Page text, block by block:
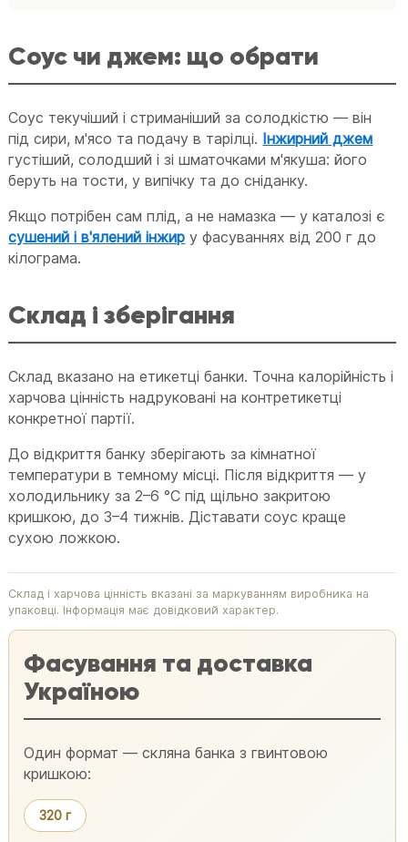
Соус чи джем: що обрати
Соус текучіший і стриманіший за солодкістю — він
під сири, м'ясо та подачу в тарілці. Інжирний джем
густіший, солодший і зі шматочками м'якуша: його
беруть на тости, у випічку та до сніданку.
Якщо потрібен сам плід, а не намазка — у каталозі є
сушений і в'ялений інжир у фасуваннях від 200 г до
кілограма.
Склад і зберігання
Склад вказано на етикетці банки. Точна калорійність і
харчова цінність надруковані на контретикетці
конкретної партії.
До відкриття банку зберігають за кімнатної
температури в темному місці. Після відкриття — у
холодильнику за 2–6 °C під щільно закритою
кришкою, до 3–4 тижнів. Діставати соус краще
сухою ложкою.
Склад і харчова цінність вказані за маркуванням виробника на
упаковці. Інформація має довідковий характер.
Фасування та доставка
Україною
Один формат — скляна банка з гвинтовою
кришкою:
320 г